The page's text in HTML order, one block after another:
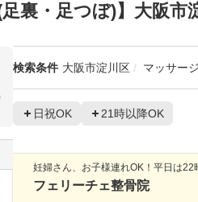
足裏・足つぼ)】大阪
検索条件 大阪市淀川区 マッサージ
日祝OK 21時以降OK
妊婦さん、お子様連れOK！平日は22
フェリーチェ整骨院